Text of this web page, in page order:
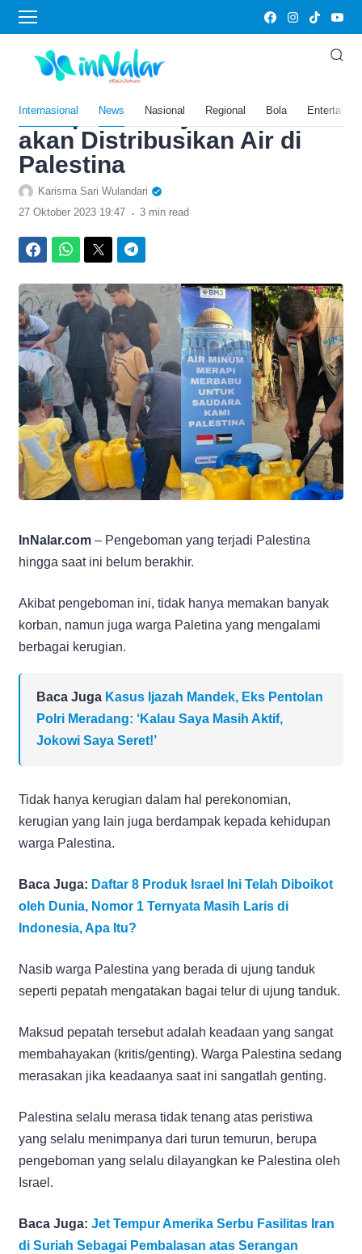
Internasional News Nasional Regional Bola
Home›Internasional
Salurkan Tanda Cinta
Shalih, Relawan Indonesia
Hampir Mati Syahid Saat
akan Distribusikan Air di
Palestina
Karisma Sari Wulandari
27 Oktober 2023 19:47 . 3 min read
InNalar.com – Pengeboman yang terjadi Palestina
hingga saat ini belum berakhir.
Akibat pengeboman ini, tidak hanya memakan banyak
korban, namun juga warga Paletina yang mengalami
berbagai kerugian.
Baca Juga Kasus Ijazah Mandek, Eks Pentolan
Polri Meradang: ‘Kalau Saya Masih Aktif,
Jokowi Saya Seret!’
Tidak hanya kerugian dalam hal perekonomian,
kerugian yang lain juga berdampak kepada kehidupan
warga Palestina.
Baca Juga: Daftar 8 Produk Israel Ini Telah Diboikot
oleh Dunia, Nomor 1 Ternyata Masih Laris di
Indonesia, Apa Itu?
Nasib warga Palestina yang berada di ujung tanduk
seperti pepatah mengatakan bagai telur di ujung tanduk.
Maksud pepatah tersebut adalah keadaan yang sangat
membahayakan (kritis/genting). Warga Palestina sedang
merasakan jika keadaanya saat ini sangatlah genting.
Palestina selalu merasa tidak tenang atas peristiwa
yang selalu menimpanya dari turun temurun, berupa
pengeboman yang selalu dilayangkan ke Palestina oleh
Israel.
Baca Juga: Jet Tempur Amerika Serbu Fasilitas Iran
di Suriah Sebagai Pembalasan atas Serangan